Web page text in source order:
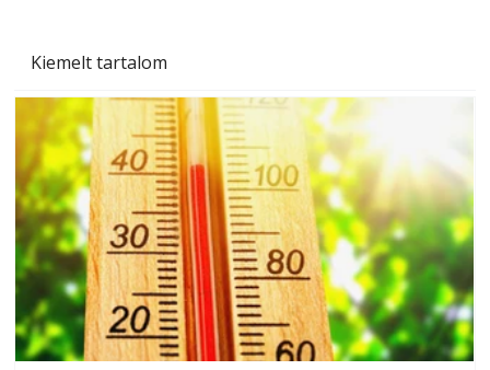
Kiemelt tartalom